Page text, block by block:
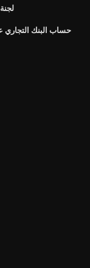
حساب البنك التجاري